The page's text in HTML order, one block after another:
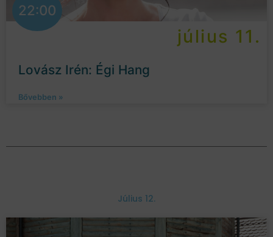
22:00
július 11.
Lovász Irén: Égi Hang
Bővebben »
Július 12.